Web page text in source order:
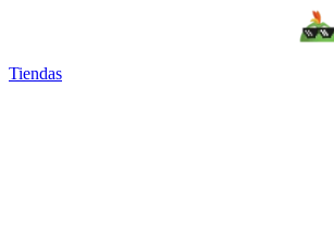
Tiendas